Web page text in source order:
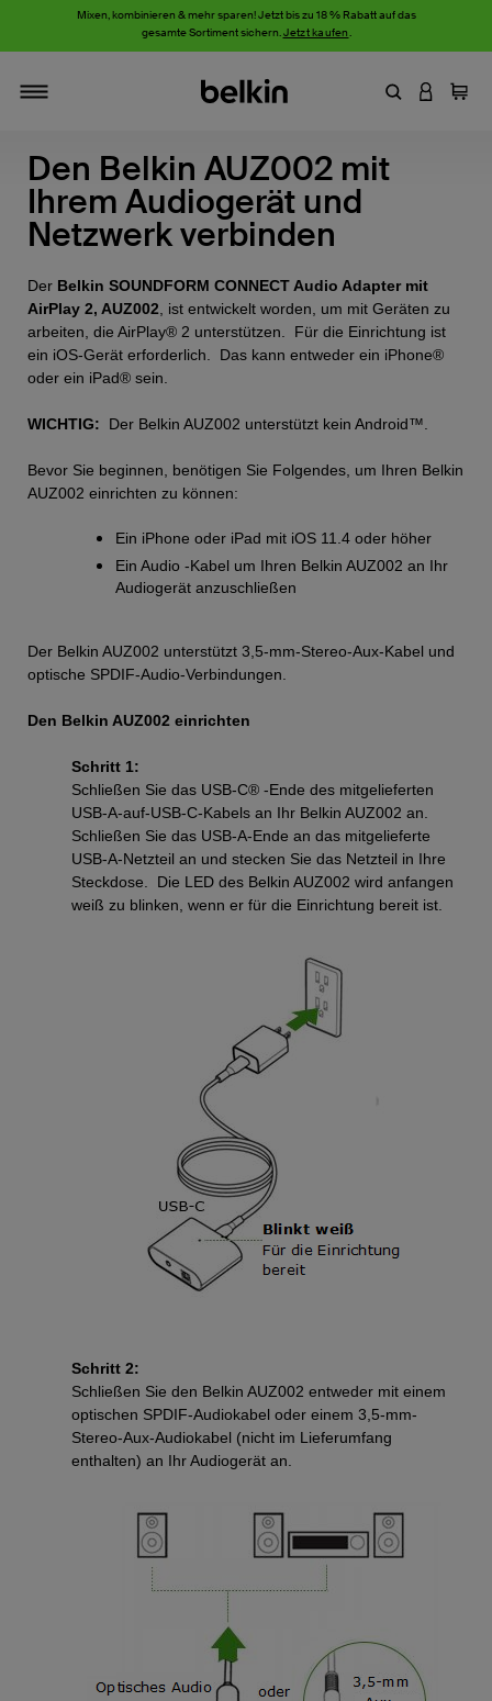
Mixen, kombinieren & mehr sparen! Jetzt bis zu 18 % Rabatt auf das
gesamte Sortiment sichern.Jetzt kaufen.
Stichwort
AN
Den Belkin AUZ002 mit
Ihrem Audiogerät und
Netzwerk verbinden
Der Belkin SOUNDFORM CONNECT Audio Adapter mit
AirPlay 2, AUZ002 , ist entwickelt worden, um mit Geräten zu
arbeiten, die AirPlay® 2 unterstützen. Für die Einrichtung ist
ein iOS-Gerät erforderlich. Das kann entweder ein iPhone®
oder ein iPad® sein.
WICHTIG: Der Belkin AUZ002 unterstützt kein Android™.
Bevor Sie beginnen, benötigen Sie Folgendes, um Ihren Belkin
AUZ002 einrichten zu können:
Ein iPhone oder iPad mit iOS 11.4 oder höher
Ein Audio -Kabel um Ihren Belkin AUZ002 an Ihr
Audiogerät anzuschließen
Der Belkin AUZ002 unterstützt 3,5-mm-Stereo-Aux-Kabel und
optische SPDIF-Audio-Verbindungen.
Den Belkin AUZ002 einrichten
Schritt 1:
Schließen Sie das USB-C® -Ende des mitgelieferten
USB-A-auf-USB-C-Kabels an Ihr Belkin AUZ002 an.
Schließen Sie das USB-A-Ende an das mitgelieferte
USB-A-Netzteil an und stecken Sie das Netzteil in Ihre
Steckdose. Die LED des Belkin AUZ002 wird anfangen
weiß zu blinken, wenn er für die Einrichtung bereit ist.
Schritt 2:
Schließen Sie den Belkin AUZ002 entweder mit einem
optischen SPDIF-Audiokabel oder einem 3,5-mm-
Stereo-Aux-Audiokabel (nicht im Lieferumfang
enthalten) an Ihr Audiogerät an.